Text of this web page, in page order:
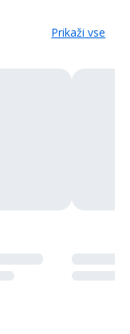
Prikaži vse